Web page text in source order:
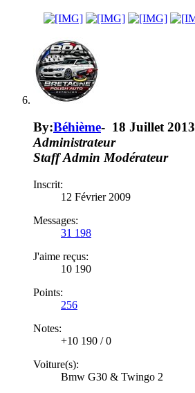
By:Béhième- 18 Juillet 2013
Administrateur
Staff Admin Modérateur
Inscrit:
12 Février 2009
Messages:
31 198
J'aime reçus:
10 190
Points:
256
Notes:
+10 190 /0
Voiture(s):
Bmw G30 & Twingo 2